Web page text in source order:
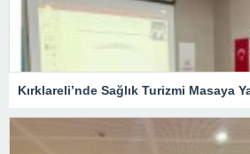
Kırklareli’nde Sağlık Turizmi Masaya